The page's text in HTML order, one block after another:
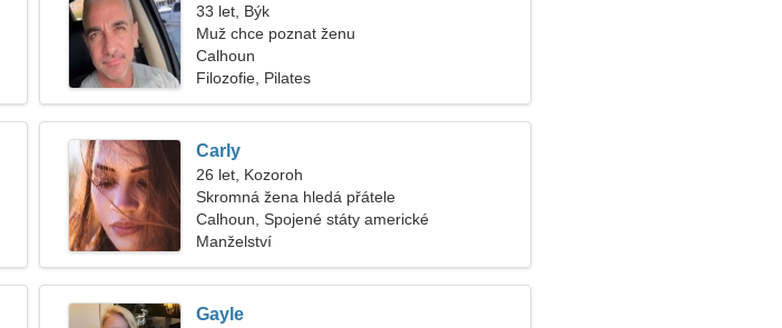
33 let, Býk
Muž chce poznat ženu
Calhoun
Filozofie, Pilates
Carly
26 let, Kozoroh
Skromná žena hledá přátele
Calhoun, Spojené státy americké
Manželství
Gayle